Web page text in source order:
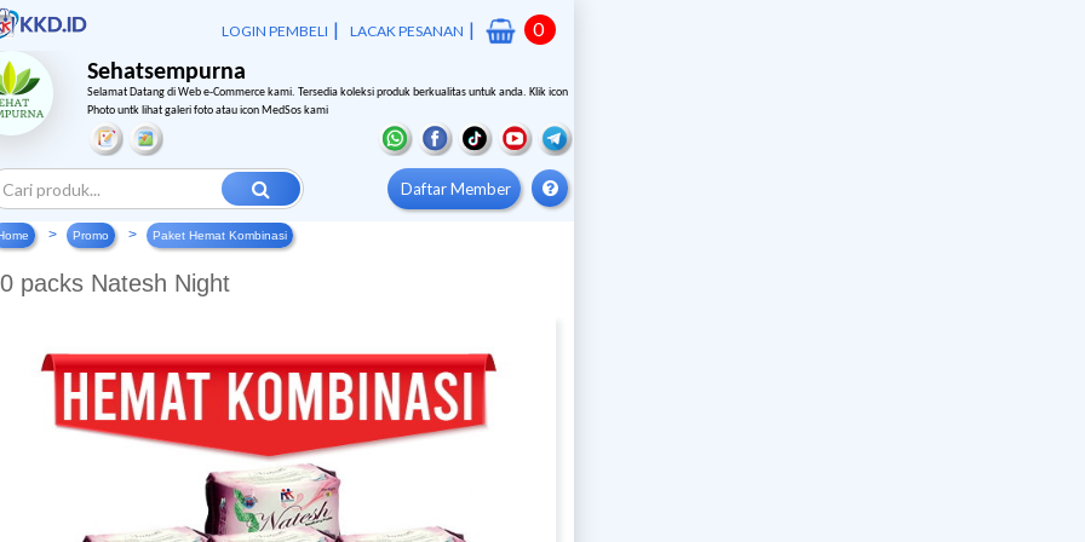
LOGIN PEMBELI | LACAK PESANAN | 0
Sehatsempurna
Selamat Datang di Web e-Commerce kami. Tersedia koleksi produk berkualitas untuk anda. Klik icon
Photo untk lihat galeri foto atau icon MedSos kami
Daftar Member
Promo Paket Hemat Kombinasi
packs Natesh Night